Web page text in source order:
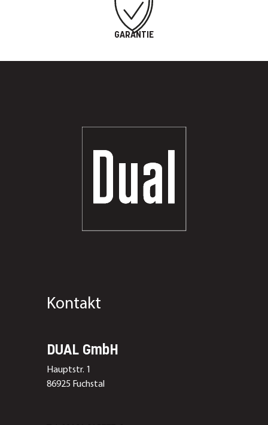
GARANTIE
Kontakt
DUAL GmbH
Hauptstr. 1
86925 Fuchstal